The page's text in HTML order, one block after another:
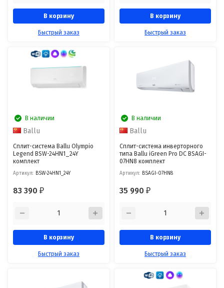
В корзину
Быстрый заказ
В корзину
Быстрый заказ
В наличии
Ballu
Сплит-система Ballu Olympio
Legend BSW-24HN1_24Y
комплект
Артикул: BSW-24HN1_24Y
83 390₽
В корзину
Быстрый заказ
В наличии
Ballu
Сплит-система инверторного
типа Ballu iGreen Pro DC BSAGI-
07HN8 комплект
Артикул: BSAGI-07HN8
35 990₽
В корзину
Быстрый заказ